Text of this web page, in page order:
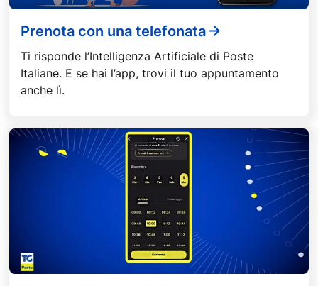
Prenota con una telefonata
Ti risponde l’Intelligenza Artificiale di Poste
Italiane. E se hai l’app, trovi il tuo appuntamento
anche lì.